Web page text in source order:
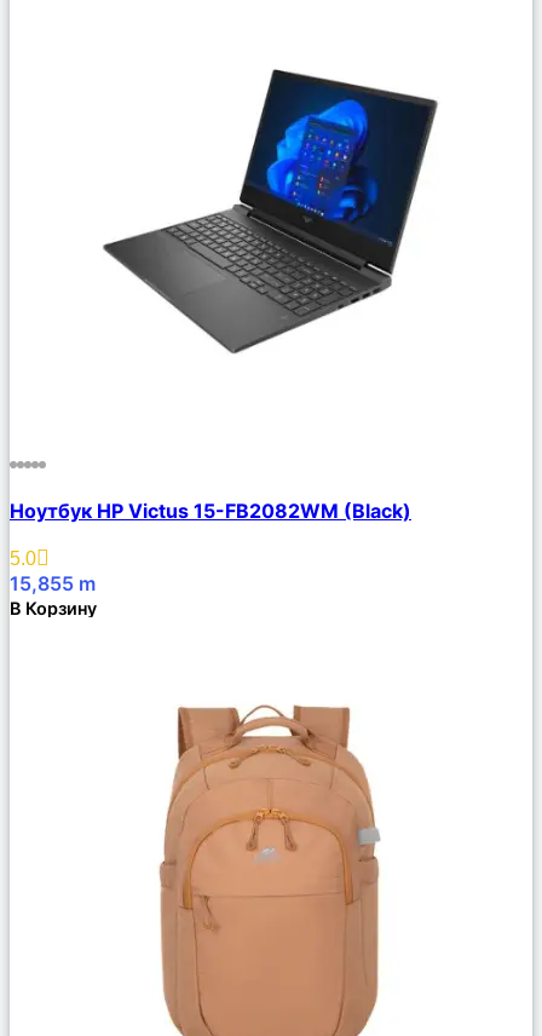
Описание
Избранное
Ноутбук HP Victus 15-FB2082WM (Black)
5.0
15,855 m
В Корзину